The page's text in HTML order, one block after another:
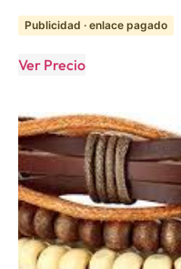
Publicidad · enlace pagado
Ver Precio